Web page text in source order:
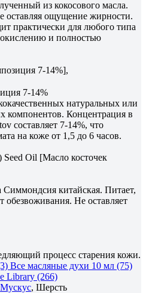
из кокосового масла.
оставляя ощущение жирности.
практически для любого типа
и полностью
7-14%],
7-14%
натуральных или
компонентов. Концентрация в
составляет 7-14%, что
на коже от 1,5 до 6 часов.
Seed Oil [Масло косточек
китайская. Питает,
обезвоживания. Не оставляет
процесс старения кожи.
Все масляные духи 10 мл (75)
Library (266)
Мускус, Шерсть